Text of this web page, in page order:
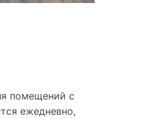
помещений с
ежедневно,